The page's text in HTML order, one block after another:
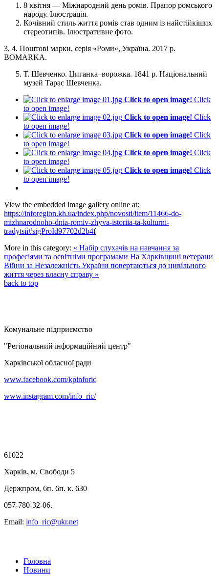
8 квітня — Міжнародний день ромів. Прапор ромського
народу. Ілюстрація.
Кочівний стиль життя ромів став одним із найстійкіших
стереотипів. Ілюстративне фото.
3, 4. Поштові марки, серія «Роми», Україна. 2017 р.
BOMARKA.
Т. Шевченко. Циганка–ворожка. 1841 р. Національний
музей Тарас Шевченка.
Click to open image! Click
to open image!
Click to open image! Click
to open image!
Click to open image! Click
to open image!
Click to open image! Click
to open image!
Click to open image! Click
to open image!
View the embedded image gallery online at:
https://inforegion.kh.ua/index.php/novosti/item/11466-do-
mizhnarodnoho-dnia-romiv-zhyva-istoriia-ta-kulturni-
tradytsii#sigProId97702d2b4f
More in this category: « Набір слухачів на навчання за
професіями та освітніми програмами На Харківщині ветерани
Війни за Незалежність України повертаються до цивільного
життя через власну справу »
back to top
Комунальне підприємство
"Регіональний інформаційний центр"
Харківської обласної ради
www.facebook.com/kpinforic
www.instagram.com/info_ric/
61022
Харків, м. Свободи 5
Держпром, 6п. 6п. к. 630
057-780-32-06.
Email: info_ric@ukr.net
Головна
Новини